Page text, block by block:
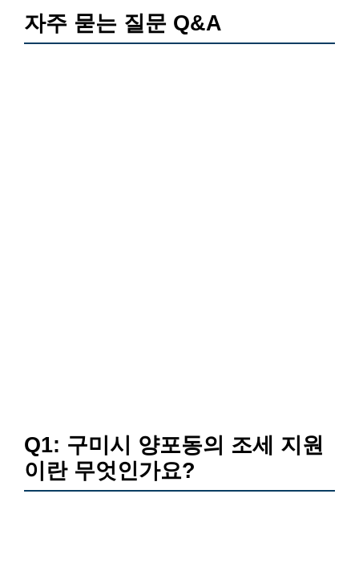
자주 묻는 질문 Q&A
Q1: 구미시 양포동의 조세 지원
이란 무엇인가요?